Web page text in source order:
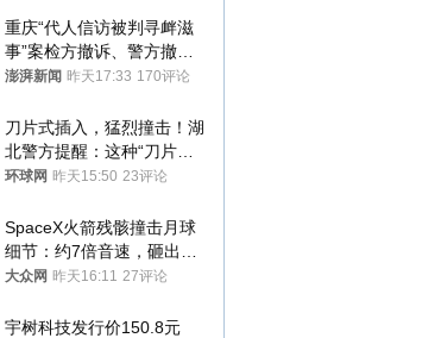
重庆“代人信访被判寻衅滋
事”案检方撤诉、警方撤
案，两被告人获国赔
澎湃新闻 昨天17:33 170评论
刀片式插入，猛烈撞击！湖
北警方提醒：这种“刀片超
车”，太危险了
环球网 昨天15:50 23评论
SpaceX火箭残骸撞击月球
细节：约7倍音速，砸出直
径约30米撞击坑
大众网 昨天16:11 27评论
宇树科技发行价150.8元